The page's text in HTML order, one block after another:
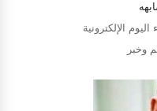
الإلكترونية
وخبر